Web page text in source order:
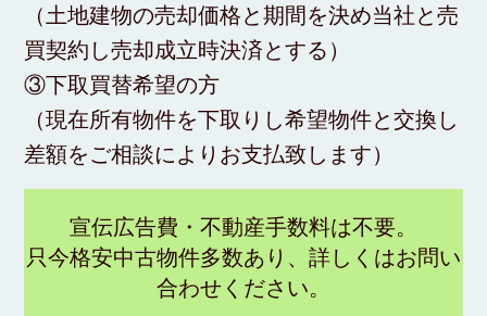
（土地建物の売却価格と期間を決め当社と売
買契約し売却成立時決済とする）
③下取買替希望の方
（現在所有物件を下取りし希望物件と交換し
差額をご相談によりお支払致します）
宣伝広告費・不動産手数料は不要。
只今格安中古物件多数あり、詳しくはお問い
合わせください。